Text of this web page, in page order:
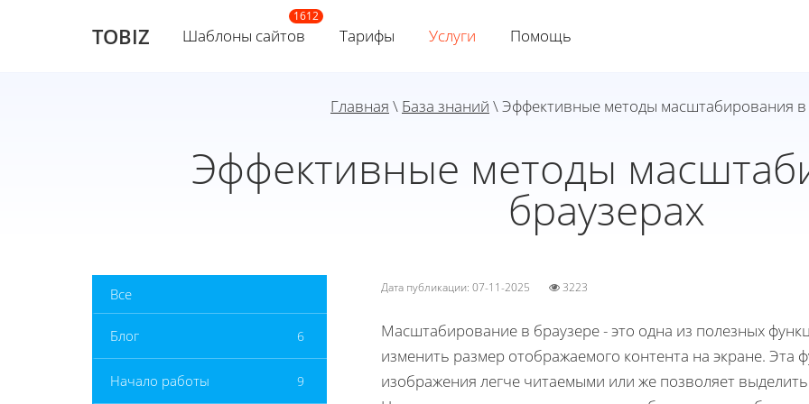
TOBIZ Шаблоны сайтов Тарифы Услуги Помощь
Главная \ База знаний \ Эффективные методы масштабирования в
Эффективные методы
браузерах
Все
Блог 6
Начало работы 9
Дата публикации: 07-11-2025 3223
Масштабирование в браузере - это одна из полезных
изменить размер отображаемого контента на экране. Эта
изображения легче читаемыми или же позволяет